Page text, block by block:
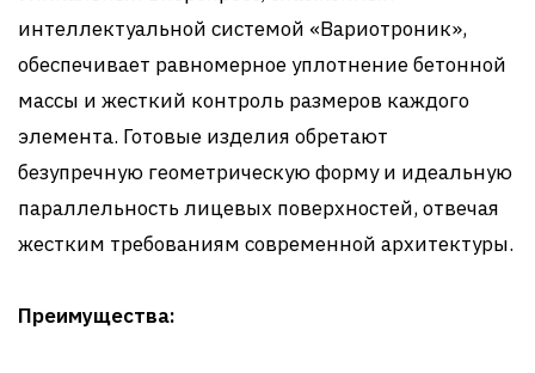
интеллектуальной системой «Вариотроник»,
обеспечивает равномерное уплотнение бетонной
массы и жесткий контроль размеров каждого
элемента. Готовые изделия обретают
безупречную геометрическую форму и идеальную
параллельность лицевых поверхностей, отвечая
жестким требованиям современной архитектуры.
Преимущества: